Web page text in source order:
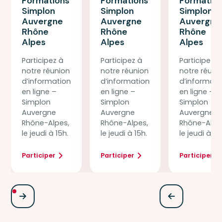
Simplon
Auvergne
Rhône
Alpes
Participez à
notre réunion
d’information
en ligne –
Simplon
Auvergne
Rhône-Alpes,
le jeudi à 15h.
Participer
Simplon
Auvergne
Rhône
Alpes
Participez à
notre réunion
d’information
en ligne –
Simplon
Auvergne
Rhône-Alpes,
le jeudi à 15h.
Participer
Simplon
Auvergne
Rhône
Alpes
Participez à
notre
en ligne –
Simplon
Auvergne
Rhône-
le jeudi à
Participer